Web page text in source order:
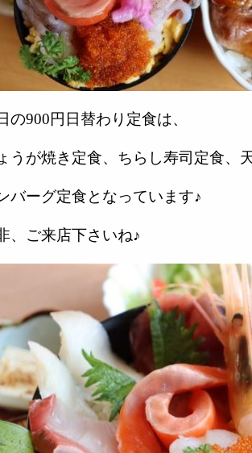
の900円日替わり定食は、
うが焼き定食、ちらし寿司定食、
バーグ定食となっています♪
、ご来店下さいね♪